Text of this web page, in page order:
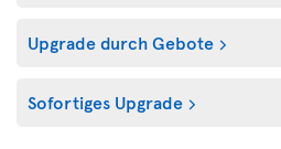
Upgrade durch Gebote
Sofortiges Upgrade